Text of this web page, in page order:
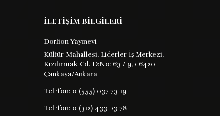
Yayın Evi : XX
sevgili okuyucularım belki bu hikayeler
sizi eğlendirir her durumda bu kitapta
yararlanacağınız nasihatler bulacaksınız
İyi bakılmak istiyorsanız
74 TL Satın Al
İLETİŞİM BİLGİLERİ
Dorlion Yayınevi
Kültür Mahallesi, Liderler İş Merkezi,
Kızılırmak Cd. D:No: 63 / 9, 06420
Çankaya/Ankara
Telefon: 0 (555) 037 73 19
Telefon: 0 (312) 433 03 78